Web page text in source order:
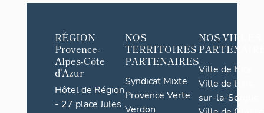
RÉGION
Provence-
Alpes-Côte
d'Azur
Hôtel de Région
- 27 place Jules
NOS
TERRITOIRES
PARTENAIRES
Syndicat Mixte
Provence Verte
Verdon
NOS VILLES
Ville de Nice
Ville de l'Isle-
sur-la-Sorgue